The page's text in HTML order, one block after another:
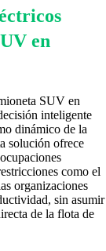
en
SUV en
inteligente
dinámico de la
solución ofrece
como el
organizaciones
sin asumir
de la flota de